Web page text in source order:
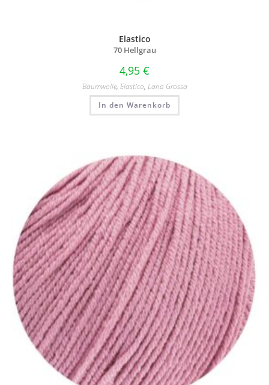
Elastico
70 Hellgrau
4,95 €
Baumwolle, Elastico, Lana Grossa
In den Warenkorb